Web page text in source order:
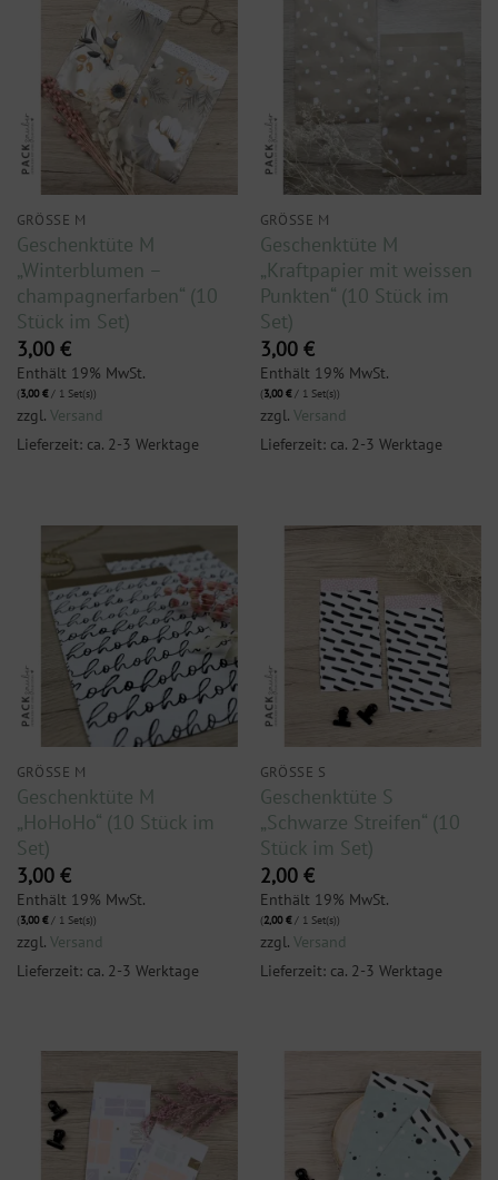
GRÖSSE M
Geschenktüte M
„Winterblumen –
champagnerfarben“ (10
Stück im Set)
3,00 €
Enthält 19% MwSt.
(3,00€/ 1 Set(s))
zzgl. Versand
Lieferzeit: ca. 2-3 Werktage
GRÖSSE M
Geschenktüte M
„Kraftpapier mit weissen
Punkten“ (10 Stück im
Set)
3,00 €
Enthält 19% MwSt.
(3,00€/ 1 Set(s))
zzgl. Versand
Lieferzeit: ca. 2-3 Werktage
GRÖSSE M
Geschenktüte M
„HoHoHo“ (10 Stück im
Set)
3,00 €
Enthält 19% MwSt.
(3,00€/ 1 Set(s))
zzgl. Versand
Lieferzeit: ca. 2-3 Werktage
GRÖSSE S
Geschenktüte S
„Schwarze Streifen“ (10
Stück im Set)
2,00 €
Enthält 19% MwSt.
(2,00€/ 1 Set(s))
zzgl. Versand
Lieferzeit: ca. 2-3 Werktage